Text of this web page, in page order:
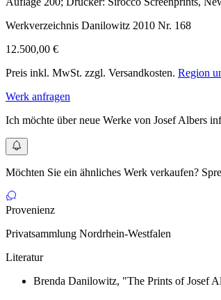
Werkverzeichnis Danilowitz 2010 Nr. 168
12.500,00 €
Preis inkl. MwSt. zzgl. Versandkosten. Region
Werk anfragen
Ich möchte über neue Werke von Josef Albers
Möchten Sie ein ähnliches Werk verkaufen?
Provenienz
Privatsammlung Nordrhein-Westfalen
Literatur
Brenda Danilowitz, "The Prints of Josef